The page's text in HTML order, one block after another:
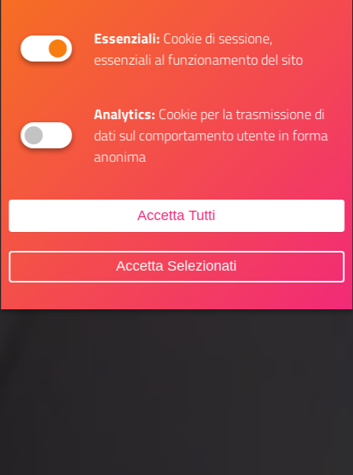
Essenziali:Cookie di sessione,
essenziali al funzionamento del sito
Analytics:Cookie per la trasmissione di
dati sul comportamento utente in forma
anonima
Accetta Tutti
Accetta Selezionati